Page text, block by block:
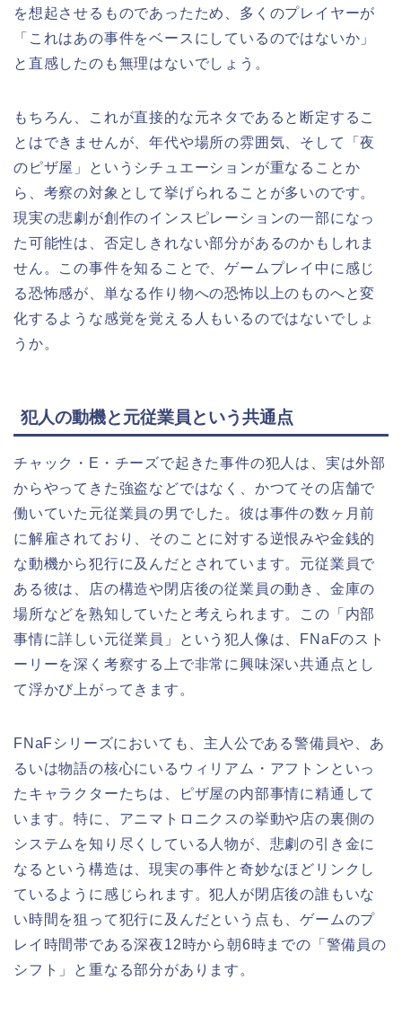
を想起させるものであったため、多くのプレイヤーが
「これはあの事件をベースにしているのではないか」
と直感したのも無理はないでしょう。
もちろん、これが直接的な元ネタであると断定するこ
とはできませんが、年代や場所の雰囲気、そして「夜
のピザ屋」というシチュエーションが重なることか
ら、考察の対象として挙げられることが多いのです。
現実の悲劇が創作のインスピレーションの一部になっ
た可能性は、否定しきれない部分があるのかもしれま
せん。この事件を知ることで、ゲームプレイ中に感じ
る恐怖感が、単なる作り物への恐怖以上のものへと変
化するような感覚を覚える人もいるのではないでしょ
うか。
犯人の動機と元従業員という共通点
チャック・E・チーズで起きた事件の犯人は、実は外部
からやってきた強盗などではなく、かつてその店舗で
働いていた元従業員の男でした。彼は事件の数ヶ月前
に解雇されており、そのことに対する逆恨みや金銭的
な動機から犯行に及んだとされています。元従業員で
ある彼は、店の構造や閉店後の従業員の動き、金庫の
場所などを熟知していたと考えられます。この「内部
事情に詳しい元従業員」という犯人像は、FNaFのスト
ーリーを深く考察する上で非常に興味深い共通点とし
て浮かび上がってきます。
FNaFシリーズにおいても、主人公である警備員や、あ
るいは物語の核心にいるウィリアム・アフトンといっ
たキャラクターたちは、ピザ屋の内部事情に精通して
います。特に、アニマトロニクスの挙動や店の裏側の
システムを知り尽くしている人物が、悲劇の引き金に
なるという構造は、現実の事件と奇妙なほどリンクし
ているように感じられます。犯人が閉店後の誰もいな
い時間を狙って犯行に及んだという点も、ゲームのプ
レイ時間帯である深夜12時から朝6時までの「警備員の
シフト」と重なる部分があります。